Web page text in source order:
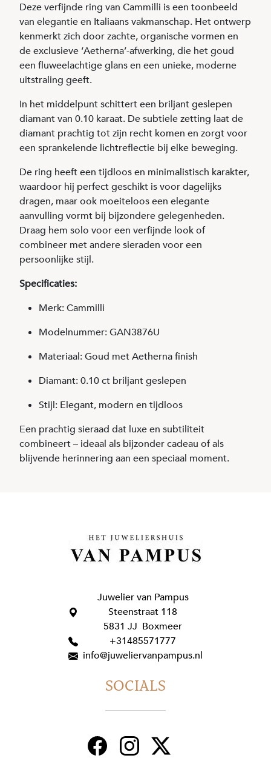
Deze verfijnde ring van Cammilli is een toonbeeld
van elegantie en Italiaans vakmanschap. Het ontwerp
kenmerkt zich door zachte, organische vormen en
de exclusieve ‘Aetherna’-afwerking, die het goud
een fluweelachtige glans en een unieke, moderne
uitstraling geeft.
In het middelpunt schittert een briljant geslepen
diamant van 0.10 karaat. De subtiele zetting laat de
diamant prachtig tot zijn recht komen en zorgt voor
een sprankelende lichtreflectie bij elke beweging.
De ring heeft een tijdloos en minimalistisch karakter,
waardoor hij perfect geschikt is voor dagelijks
dragen, maar ook moeiteloos een elegante
aanvulling vormt bij bijzondere gelegenheden.
Draag hem solo voor een verfijnde look of
combineer met andere sieraden voor een
persoonlijke stijl.
Specificaties:
Merk: Cammilli
Modelnummer: GAN3876U
Materiaal: Goud met Aetherna finish
Diamant: 0.10 ct briljant geslepen
Stijl: Elegant, modern en tijdloos
Een prachtig sieraad dat luxe en subtiliteit
combineert – ideaal als bijzonder cadeau of als
blijvende herinnering aan een speciaal moment.
Juwelier van Pampus
Steenstraat 118
5831 JJ Boxmeer
+31485571777
info@juweliervanpampus.nl
SOCIALS